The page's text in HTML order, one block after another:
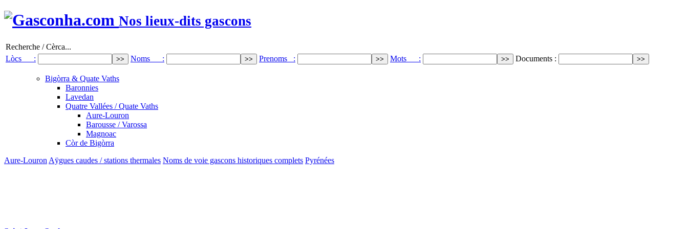
Nos lieux-dits gascons
Recherche / Cèrca...
Lòcs :
Noms : Prenoms : Mots : Documents :
Bigòrra & Quate Vaths
Baronnies
Lavedan
Quatre Vallées / Quate Vaths
Aure-Louron
Barousse / Varossa
Magnoac
Còr de Bigòrra
Aure-Louron Aÿgues caudes / stations thermales Noms de voie gascons historiques complets Pyrénées